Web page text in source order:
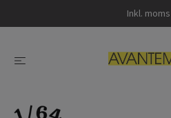
Inkl. moms